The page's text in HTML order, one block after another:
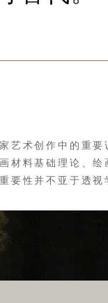
艺术创作中的重
材料基础理论、
要性并不亚于透